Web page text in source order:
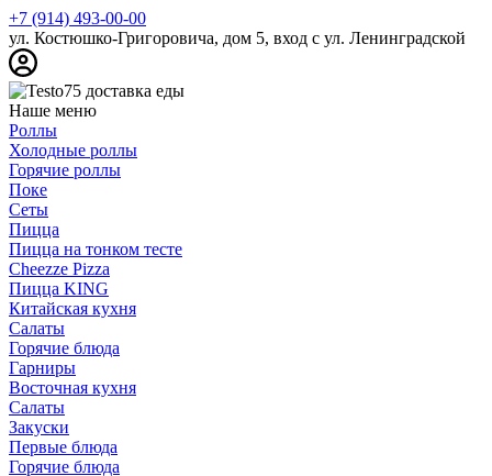
+7 (914) 493-00-00
ул. Костюшко-Григоровича, дом 5, вход с ул. Ленинградской
Наше меню
Роллы
Холодные роллы
Горячие роллы
Поке
Сеты
Пицца
Пицца на тонком тесте
Cheezze Pizza
Пицца KING
Китайская кухня
Салаты
Горячие блюда
Гарниры
Восточная кухня
Салаты
Закуски
Первые блюда
Горячие блюда